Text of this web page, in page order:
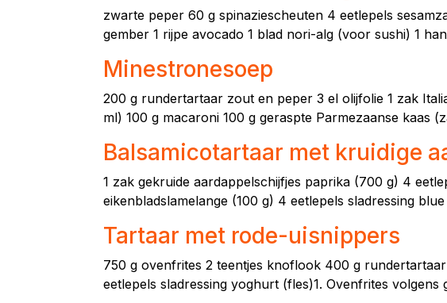
zwarte peper 60 g spinaziescheuten 4 eetlepels
gember 1 rijpe avocado 1 blad nori-alg (voor sushi) 1
Minestronesoep
200 g rundertartaar zout en peper 3 el olijfolie 1 zak
ml) 100 g macaroni 100 g geraspte Parmezaanse kaas
Balsamicotartaar met kruidige
1 zak gekruide aardappelschijfjes paprika (700 g) 4
eikenbladslamelange (100 g) 4 eetlepels sladressing
Tartaar met rode-uisnippers
750 g ovenfrites 2 teentjes knoflook 400 g
eetlepels sladressing yoghurt (fles)1. Ovenfrites volgens